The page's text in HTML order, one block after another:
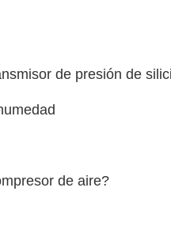
de presión de
de aire?